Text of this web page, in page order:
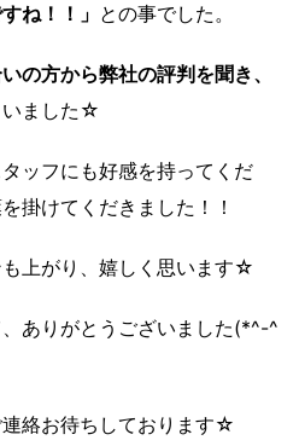
ね！！」 との事でした。
の方から弊社の評判を聞き、
いました☆
ッフにも好感を持ってくだ
掛けてくだきました！！
上がり、嬉しく思います☆
ありがとうございました(*^-^
絡お待ちしております☆